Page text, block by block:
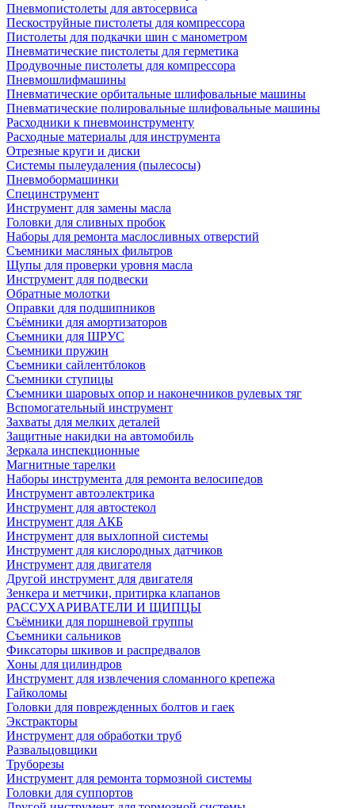
Пневмопистолеты для автосервиса
Пескоструйные пистолеты для компрессора
Пистолеты для подкачки шин с манометром
Пневматические пистолеты для герметика
Продувочные пистолеты для компрессора
Пневмошлифмашины
Пневматические орбитальные шлифовальные машины
Пневматические полировальные шлифовальные машины
Расходники к пневмоинструменту
Расходные материалы для инструмента
Отрезные круги и диски
Системы пылеудаления (пылесосы)
Пневмобормашинки
Специнструмент
Инструмент для замены масла
Головки для сливных пробок
Наборы для ремонта маслосливных отверстий
Съемники масляных фильтров
Щупы для проверки уровня масла
Инструмент для подвески
Обратные молотки
Оправки для подшипников
Съёмники для амортизаторов
Съемники для ШРУС
Съемники пружин
Съемники сайлентблоков
Съемники ступицы
Съемники шаровых опор и наконечников рулевых тяг
Вспомогательный инструмент
Захваты для мелких деталей
Защитные накидки на автомобиль
Зеркала инспекционные
Магнитные тарелки
Наборы инструмента для ремонта велосипедов
Инструмент автоэлектрика
Инструмент для автостекол
Инструмент для АКБ
Инструмент для выхлопной системы
Инструмент для кислородных датчиков
Инструмент для двигателя
Другой инструмент для двигателя
Зенкера и метчики, притирка клапанов
РАССУХАРИВАТЕЛИ И ЩИПЦЫ
Съёмники для поршневой группы
Съемники сальников
Фиксаторы шкивов и распредвалов
Хоны для цилиндров
Инструмент для извлечения сломанного крепежа
Гайколомы
Головки для поврежденных болтов и гаек
Экстракторы
Инструмент для обработки труб
Развальцовщики
Труборезы
Инструмент для ремонта тормозной системы
Головки для суппортов